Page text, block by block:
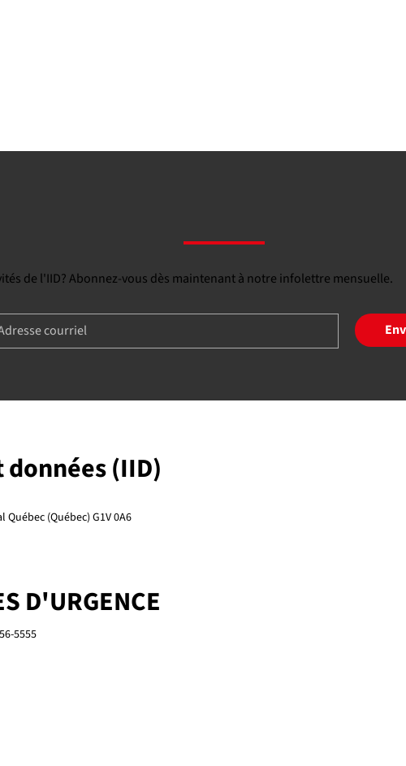
de l'IID? Abonnez-vous dès maintenant à notre infolettre mensuelle.
D'URGENCE
5555
(IID)
(Québec) G1V 0A6